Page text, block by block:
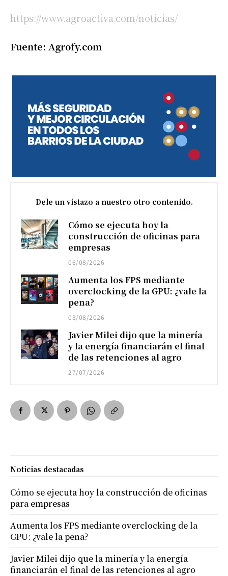
https://www.agroactiva.com/noticias/
Fuente: Agrofy.com
Dele un vistazo a nuestro otro contenido.
Cómo se ejecuta hoy la
construcción de oficinas para
empresas
06/08/2026
Aumenta los FPS mediante
overclocking de la GPU: ¿vale la
pena?
03/08/2026
Javier Milei dijo que la minería
y la energía financiarán el final
de las retenciones al agro
27/07/2026
Noticias destacadas
Cómo se ejecuta hoy la construcción de oficinas
para empresas
Aumenta los FPS mediante overclocking de la
GPU: ¿vale la pena?
Javier Milei dijo que la minería y la energía
financiarán el final de las retenciones al agro